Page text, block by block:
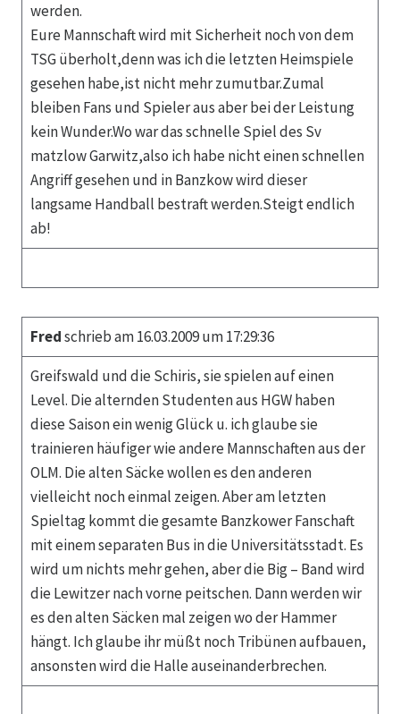
werden.
Eure Mannschaft wird mit Sicherheit noch von dem
TSG überholt,denn was ich die letzten Heimspiele
gesehen habe,ist nicht mehr zumutbar.Zumal
bleiben Fans und Spieler aus aber bei der Leistung
kein Wunder.Wo war das schnelle Spiel des Sv
matzlow Garwitz,also ich habe nicht einen schnellen
Angriff gesehen und in Banzkow wird dieser
langsame Handball bestraft werden.Steigt endlich
ab!
Fredschrieb am 16.03.2009 um 17:29:36
Greifswald und die Schiris, sie spielen auf einen
Level. Die alternden Studenten aus HGW haben
diese Saison ein wenig Glück u. ich glaube sie
trainieren häufiger wie andere Mannschaften aus der
OLM. Die alten Säcke wollen es den anderen
vielleicht noch einmal zeigen. Aber am letzten
Spieltag kommt die gesamte Banzkower Fanschaft
mit einem separaten Bus in die Universitätsstadt. Es
wird um nichts mehr gehen, aber die Big – Band wird
die Lewitzer nach vorne peitschen. Dann werden wir
es den alten Säcken mal zeigen wo der Hammer
hängt. Ich glaube ihr müßt noch Tribünen aufbauen,
ansonsten wird die Halle auseinanderbrechen.